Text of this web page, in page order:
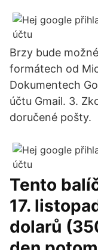
Brzy bude
formátech od
Dokumentech
účtu Gmail. 3.
doručené pošty.
Tento
17.
dolarů